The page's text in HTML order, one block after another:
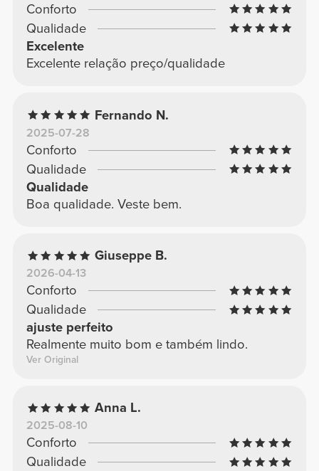
Conforto
Qualidade
Excelente
Excelente relação preço/qualidade
Fernando N.
2025-07-28
Conforto
Qualidade
Qualidade
Boa qualidade. Veste bem.
Giuseppe B.
2026-04-13
Conforto
Qualidade
ajuste perfeito
Realmente muito bom e também lindo.
Ver Original
Anna L.
2025-08-10
Conforto
Qualidade